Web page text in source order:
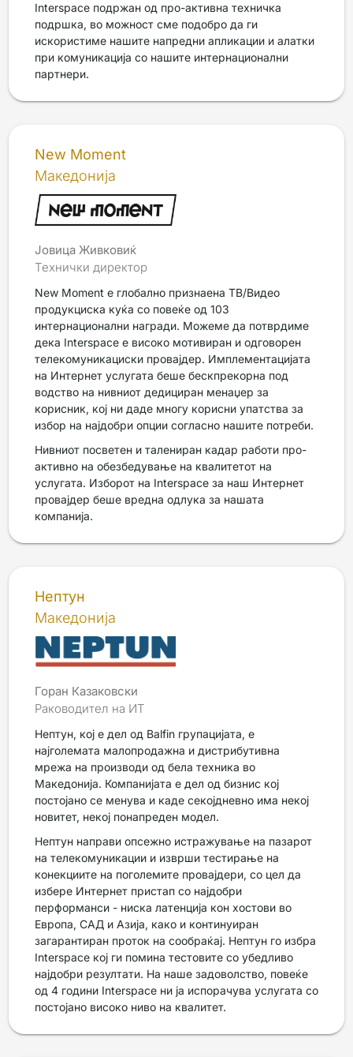
Interspace подржан од про-активна техничка
подршка, во можност сме подобро да ги
искористиме нашите напредни апликации и алатки
при комуникација со нашите интернационални
партнери.
New Moment
Македонија
Јовица Живковиќ
Технички директор
New Moment е глобално признаена ТВ/Видео
продукциска куќа со повеќе од 103
интернационални награди. Можеме да потврдиме
дека Interspace е високо мотивиран и одговорен
телекомуникациски провајдер. Имплементацијата
на Интернет услугата беше бескпрекорна под
водство на нивниот дедициран менаџер за
корисник, кој ни даде многу корисни упатства за
избор на најдобри опции согласно нашите потреби.
Нивниот посветен и талениран кадар работи про-
активно на обезбедување на квалитетот на
услугата. Изборот на Interspace за наш Интернет
провајдер беше вредна одлука за нашата
компанија.
Нептун
Македонија
Горан Казаковски
Раководител на ИТ
Нептун, кој е дел од Balfin групацијата, е
најголемата малопродажна и дистрибутивна
мрежа на производи од бела техника во
Македонија. Компанијата е дел од бизнис кој
постојано се менува и каде секојдневно има некој
новитет, некој понапреден модел.
Нептун направи опсежно истражување на пазарот
на телекомуникации и изврши тестирање на
конекциите на поголемите провајдери, со цел да
избере Интернет пристап со најдобри
перформанси - ниска латенција кон хостови во
Европа, САД и Азија, како и континуиран
загарантиран проток на сообраќај. Нептун го избра
Interspace кој ги помина тестовите со убедливо
најдобри резултати. На наше задоволство, повеќе
од 4 години Interspace ни ја испорачува услугата со
постојано високо ниво на квалитет.